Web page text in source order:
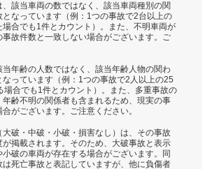
、該当車両の数ではなく、該当車両種別の関
なっています（例：1つの事故で2台以上の
合でも1件とカウント）。また、不明車両が
故件数と一致しない場合がございます。ご
当年齢の人数ではなく、該当年齢人物の関わ
なっています（例：1つの事故で2人以上の25
場合でも1件とカウント）。また、多重事故の
齢不明の関係者も含まれるため、現実の事
がございます。ご注意ください。
大破・中破・小破・損害なし）は、その事故
掲載されます。そのため、大破事故と表示
破の車両が存在する場合がございます。同
死亡事故と表記していますが、他に負傷者